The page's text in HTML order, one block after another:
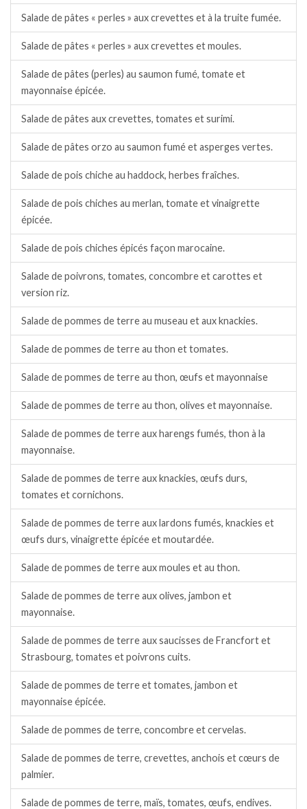
Salade de pâtes « perles » aux crevettes et à la truite fumée.
Salade de pâtes « perles » aux crevettes et moules.
Salade de pâtes (perles) au saumon fumé, tomate et
mayonnaise épicée.
Salade de pâtes aux crevettes, tomates et surimi.
Salade de pâtes orzo au saumon fumé et asperges vertes.
Salade de pois chiche au haddock, herbes fraîches.
Salade de pois chiches au merlan, tomate et vinaigrette
épicée.
Salade de pois chiches épicés façon marocaine.
Salade de poivrons, tomates, concombre et carottes et
version riz.
Salade de pommes de terre au museau et aux knackies.
Salade de pommes de terre au thon et tomates.
Salade de pommes de terre au thon, œufs et mayonnaise
Salade de pommes de terre au thon, olives et mayonnaise.
Salade de pommes de terre aux harengs fumés, thon à la
mayonnaise.
Salade de pommes de terre aux knackies, œufs durs,
tomates et cornichons.
Salade de pommes de terre aux lardons fumés, knackies et
œufs durs, vinaigrette épicée et moutardée.
Salade de pommes de terre aux moules et au thon.
Salade de pommes de terre aux olives, jambon et
mayonnaise.
Salade de pommes de terre aux saucisses de Francfort et
Strasbourg, tomates et poivrons cuits.
Salade de pommes de terre et tomates, jambon et
mayonnaise épicée.
Salade de pommes de terre, concombre et cervelas.
Salade de pommes de terre, crevettes, anchois et cœurs de
palmier.
Salade de pommes de terre, maïs, tomates, œufs, endives.